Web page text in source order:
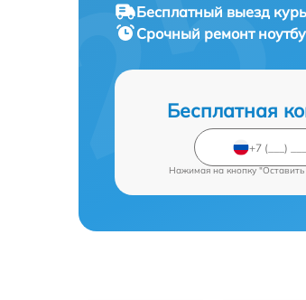
Бесплатный выезд
Срочный ремонт
Бесплатная
Нажимая на кнопку